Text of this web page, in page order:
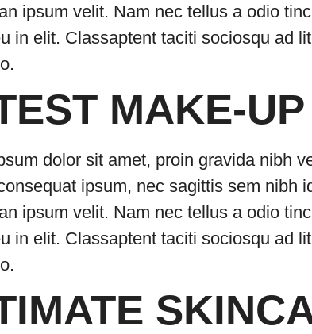
ipsum velit. Nam nec tellus a odio
in elit. Classaptent taciti sociosqu ad
MAKE-
dolor sit amet, proin gravida nibh
ipsum, nec sagittis sem nibh
ipsum velit. Nam nec tellus a odio
in elit. Classaptent taciti sociosqu ad